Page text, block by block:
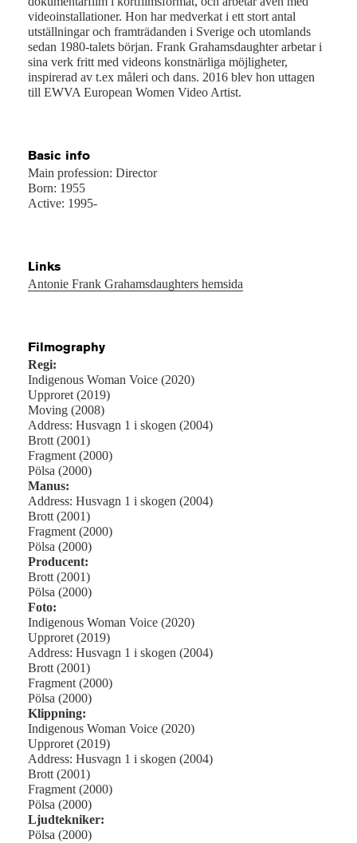
videoinstallationer. Hon har medverkat i ett stort antal
utställningar och framträdanden i Sverige och utomlands
sedan 1980-talets början. Frank Grahamsdaughter arbetar i
sina verk fritt med videons konstnärliga möjligheter,
inspirerad av t.ex måleri och dans. 2016 blev hon uttagen
till EWVA European Women Video Artist.
Basic info
Main profession: Director
Born: 1955
Active: 1995-
Links
Antonie Frank Grahamsdaughters hemsida
Filmography
Regi:
Indigenous Woman Voice (2020)
Upproret (2019)
Moving (2008)
Address: Husvagn 1 i skogen (2004)
Brott (2001)
Fragment (2000)
Pölsa (2000)
Manus:
Address: Husvagn 1 i skogen (2004)
Brott (2001)
Fragment (2000)
Pölsa (2000)
Producent:
Brott (2001)
Pölsa (2000)
Foto:
Indigenous Woman Voice (2020)
Upproret (2019)
Address: Husvagn 1 i skogen (2004)
Brott (2001)
Fragment (2000)
Pölsa (2000)
Klippning:
Indigenous Woman Voice (2020)
Upproret (2019)
Address: Husvagn 1 i skogen (2004)
Brott (2001)
Fragment (2000)
Pölsa (2000)
Ljudtekniker:
Pölsa (2000)